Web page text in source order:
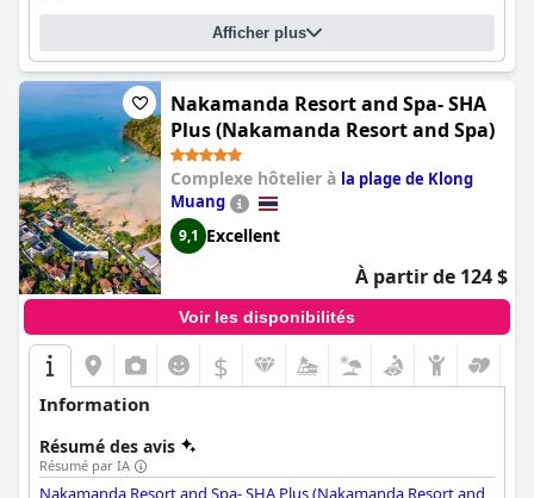
Afficher plus
Nakamanda Resort and Spa- SHA
Plus (Nakamanda Resort and Spa)
Complexe hôtelier à la plage de Klong
Muang
9,1 Excellent
À partir de 124 $
Voir les disponibilités
$
Information
Résumé des avis
Résumé par IA
Nakamanda Resort and Spa- SHA Plus (Nakamanda Resort and